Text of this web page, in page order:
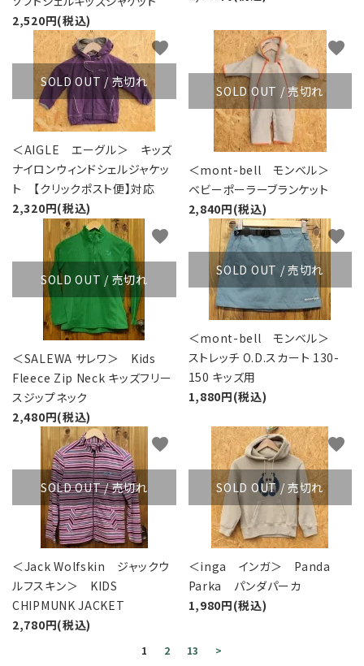
2,520円(税込)
SOLD OUT / 売切れ
＜AIGLE エーグル＞ キッズ
ナイロンウィンドシェルジャケッ
ト 【クリックポスト便】対応
2,320円(税込)
favorite
SOLD OUT / 売切れ
＜mont-bell モンベル＞
ベビーポーラーブランケット
2,840円(税込)
favorite
SOLD OUT / 売切れ
＜SALEWA サレワ＞ Kids
Fleece Zip Neck キッズフリー
スジップネック
2,480円(税込)
favorite
SOLD OUT / 売切れ
＜mont-bell モンベル＞
ストレッチ O.D.スカート 130-
150 キッズ用
1,880円(税込)
favorite
SOLD OUT / 売切れ
＜Jack Wolfskin ジャックウ
ルフスキン＞ KIDS
CHIPMUNK JACKET
2,780円(税込)
favorite
SOLD OUT / 売切れ
＜inga インガ＞ Panda
Parka パンダパーカ
1,980円(税込)
favorite
1 2 13
>